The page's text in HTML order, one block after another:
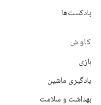
پادکست‌ها
کاوش
بازی
یادگیری ماشین
بهداشت و سلامت